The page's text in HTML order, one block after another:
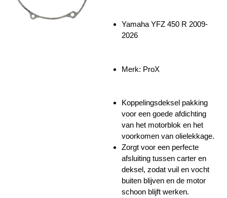
Yamaha YFZ 450 R 2009-
2026
Merk: ProX
Koppelingsdeksel pakking
voor een goede afdichting
van het motorblok en het
voorkomen van olielekkage.
Zorgt voor een perfecte
afsluiting tussen carter en
deksel, zodat vuil en vocht
buiten blijven en de motor
schoon blijft werken.